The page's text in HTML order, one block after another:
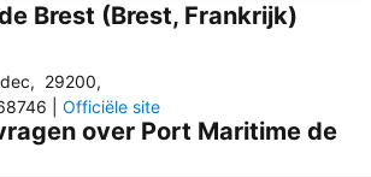
Brest (Brest, Frankrijk)
, 29200,
Officiële site
over Port Maritime de